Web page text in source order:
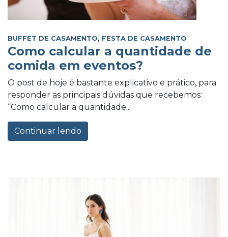
BUFFET DE CASAMENTO, FESTA DE CASAMENTO
Como calcular a quantidade de
comida em eventos?
O post de hoje é bastante explicativo e prático, para
responder as principais dúvidas que recebemos:
“Como calcular a quantidade...
Continuar lendo